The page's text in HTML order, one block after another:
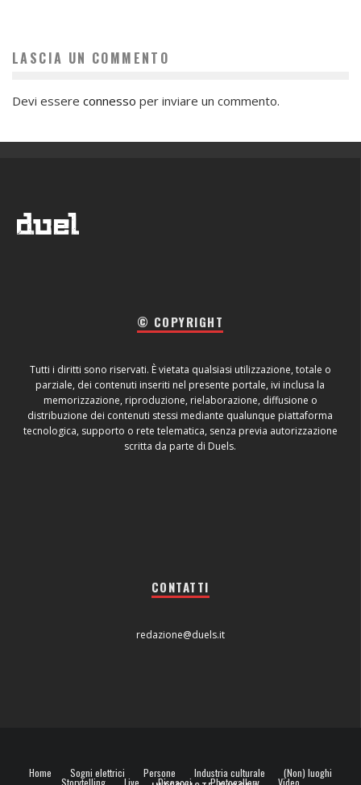
LASCIA UN COMMENTO
Devi essere connesso per inviare un commento.
© COPYRIGHT
Tutti i diritti sono riservati. È vietata qualsiasi utilizzazione, totale o
parziale, dei contenuti inseriti nel presente portale, ivi inclusa la
memorizzazione, riproduzione, rielaborazione, diffusione o
distribuzione dei contenuti stessi mediante qualunque piattaforma
tecnologica, supporto o rete telematica, senza previa autorizzazione
scritta da parte di Duels.
CONTATTI
redazione@duels.it
Home Sogni elettrici Persone Industria culturale (Non) luoghi
Storytelling Live Dispacci Photogallery Video